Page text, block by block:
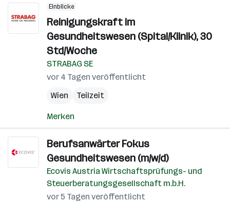
Einblicke
Reinigungskraft im
Gesundheitswesen (Spital/Klinik), 30
Std/Woche
STRABAG SE
vor 4 Tagen veröffentlicht
Wien
Teilzeit
Merken
Berufsanwärter Fokus
Gesundheitswesen (m/w/d)
Ecovis Austria Wirtschaftsprüfungs- und
Steuerberatungsgesellschaft m.b.H.
vor 5 Tagen veröffentlicht